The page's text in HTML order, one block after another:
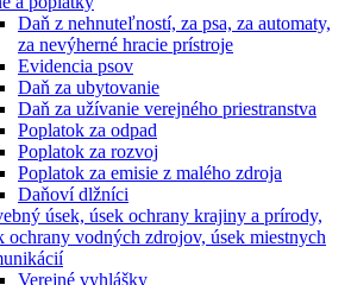
Daň z nehnuteľností, za psa, za automaty,
za nevýherné hracie prístroje
Evidencia psov
Daň za ubytovanie
Daň za užívanie verejného priestranstva
Poplatok za odpad
Poplatok za rozvoj
Poplatok za emisie z malého zdroja
Daňoví dlžníci
úsek, úsek ochrany krajiny a prírody,
ochrany vodných zdrojov, úsek miestnych
Verejné vyhlášky